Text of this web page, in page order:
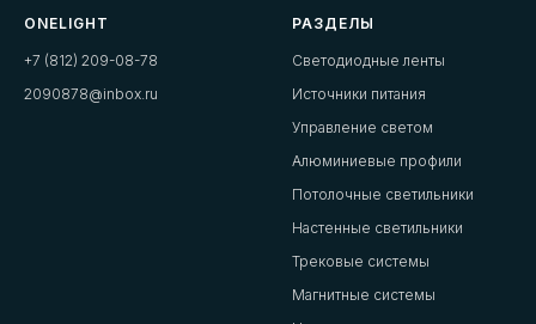
ONELIGHT
+7 (812) 209-08-78
2090878@inbox.ru
РАЗДЕЛЫ
Светодиодные ленты
Источники питания
Управление светом
Алюминиевые профили
Потолочные светильники
Настенные светильники
Трековые системы
Магнитные системы